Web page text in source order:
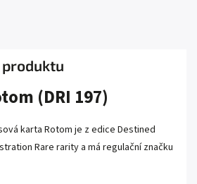
(DRI 197)
karta Rotom je z edice Destined
Rare rarity a má regulační značku